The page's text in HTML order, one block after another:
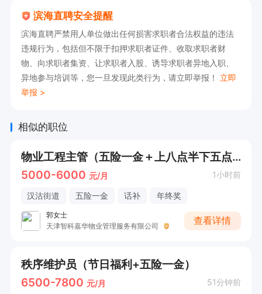
滨海直聘安全提醒
滨海直聘严禁用人单位做出任何损害求职者合法权益的违法
违规行为，包括但不限于扣押求职者证件、收取求职者财
物、向求职者集资、让求职者入股、诱导求职者异地入职、
异地参与培训等，您一旦发现此类行为，请立即举报！ 立即
举报 >
相似的职位
物业工程主管（五险一金＋上八点半下五点半）+单休
5000-6000 元/月 1小时前
汉沽街道 五险一金 话补 年终奖
郭女士
天津智科嘉华物业管理服务有限公司
查看详情
秩序维护员（节日福利+五险一金）
6500-7800 元/月 51分钟前